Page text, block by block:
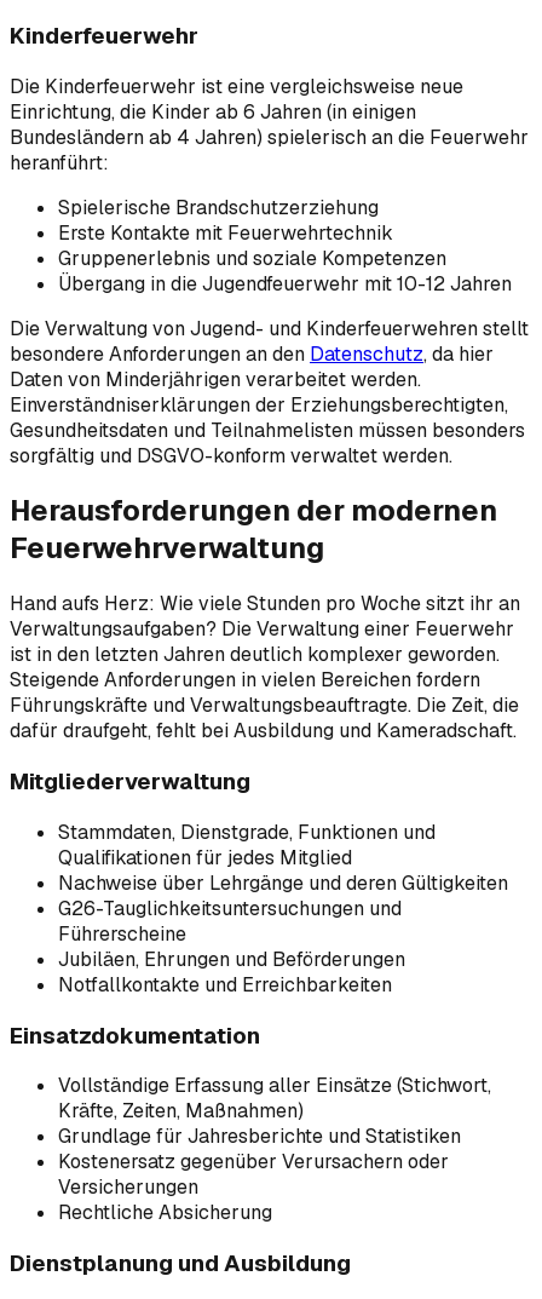
Kinderfeuerwehr
Die Kinderfeuerwehr ist eine vergleichsweise neue
Einrichtung, die Kinder ab 6 Jahren (in einigen
Bundesländern ab 4 Jahren) spielerisch an die Feuerwehr
heranführt:
Spielerische Brandschutzerziehung
Erste Kontakte mit Feuerwehrtechnik
Gruppenerlebnis und soziale Kompetenzen
Übergang in die Jugendfeuerwehr mit 10-12 Jahren
Die Verwaltung von Jugend- und Kinderfeuerwehren stellt
besondere Anforderungen an den Datenschutz, da hier
Daten von Minderjährigen verarbeitet werden.
Einverständniserklärungen der Erziehungsberechtigten,
Gesundheitsdaten und Teilnahmelisten müssen besonders
sorgfältig und DSGVO-konform verwaltet werden.
Herausforderungen der modernen
Feuerwehrverwaltung
Hand aufs Herz: Wie viele Stunden pro Woche sitzt ihr an
Verwaltungsaufgaben? Die Verwaltung einer Feuerwehr
ist in den letzten Jahren deutlich komplexer geworden.
Steigende Anforderungen in vielen Bereichen fordern
Führungskräfte und Verwaltungsbeauftragte. Die Zeit, die
dafür draufgeht, fehlt bei Ausbildung und Kameradschaft.
Mitgliederverwaltung
Stammdaten, Dienstgrade, Funktionen und
Qualifikationen für jedes Mitglied
Nachweise über Lehrgänge und deren Gültigkeiten
G26-Tauglichkeitsuntersuchungen und
Führerscheine
Jubiläen, Ehrungen und Beförderungen
Notfallkontakte und Erreichbarkeiten
Einsatzdokumentation
Vollständige Erfassung aller Einsätze (Stichwort,
Kräfte, Zeiten, Maßnahmen)
Grundlage für Jahresberichte und Statistiken
Kostenersatz gegenüber Verursachern oder
Versicherungen
Rechtliche Absicherung
Dienstplanung und Ausbildung